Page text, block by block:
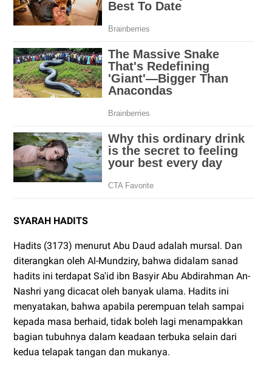
SYARAH HADITS
Hadits (3173) menurut Abu Daud adalah mursal. Dan
diterangkan oleh Al-Mundziry, bahwa didalam sanad
hadits ini terdapat Sa'id ibn Basyir Abu Abdirahman An-
Nashri yang dicacat oleh banyak ulama. Hadits ini
menyatakan, bahwa apabila perempuan telah sampai
kepada masa berhaid, tidak boleh lagi menampakkan
bagian tubuhnya dalam keadaan terbuka selain dari
kedua telapak tangan dan mukanya.